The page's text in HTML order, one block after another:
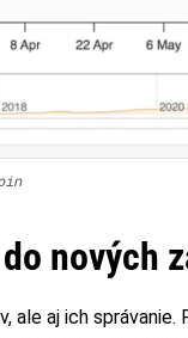
nových
aj ich